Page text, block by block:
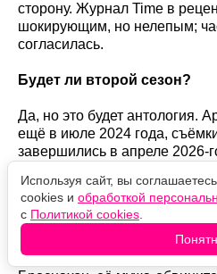
сторону. Журнал Time в
шокирующим, но нелепым;
согласилась.
Будет ли второй сезон?
Да, но это будет антология.
ещё в июле 2024 года,
завершились в апреле 2026-
сервиса и обозревателей —
Джейк Джилленхол не
исполнительным
роману Джо Мюррей
роль защитницы Лейлы
Используя сайт, вы
cookies и обработкой
с Политикой cookies